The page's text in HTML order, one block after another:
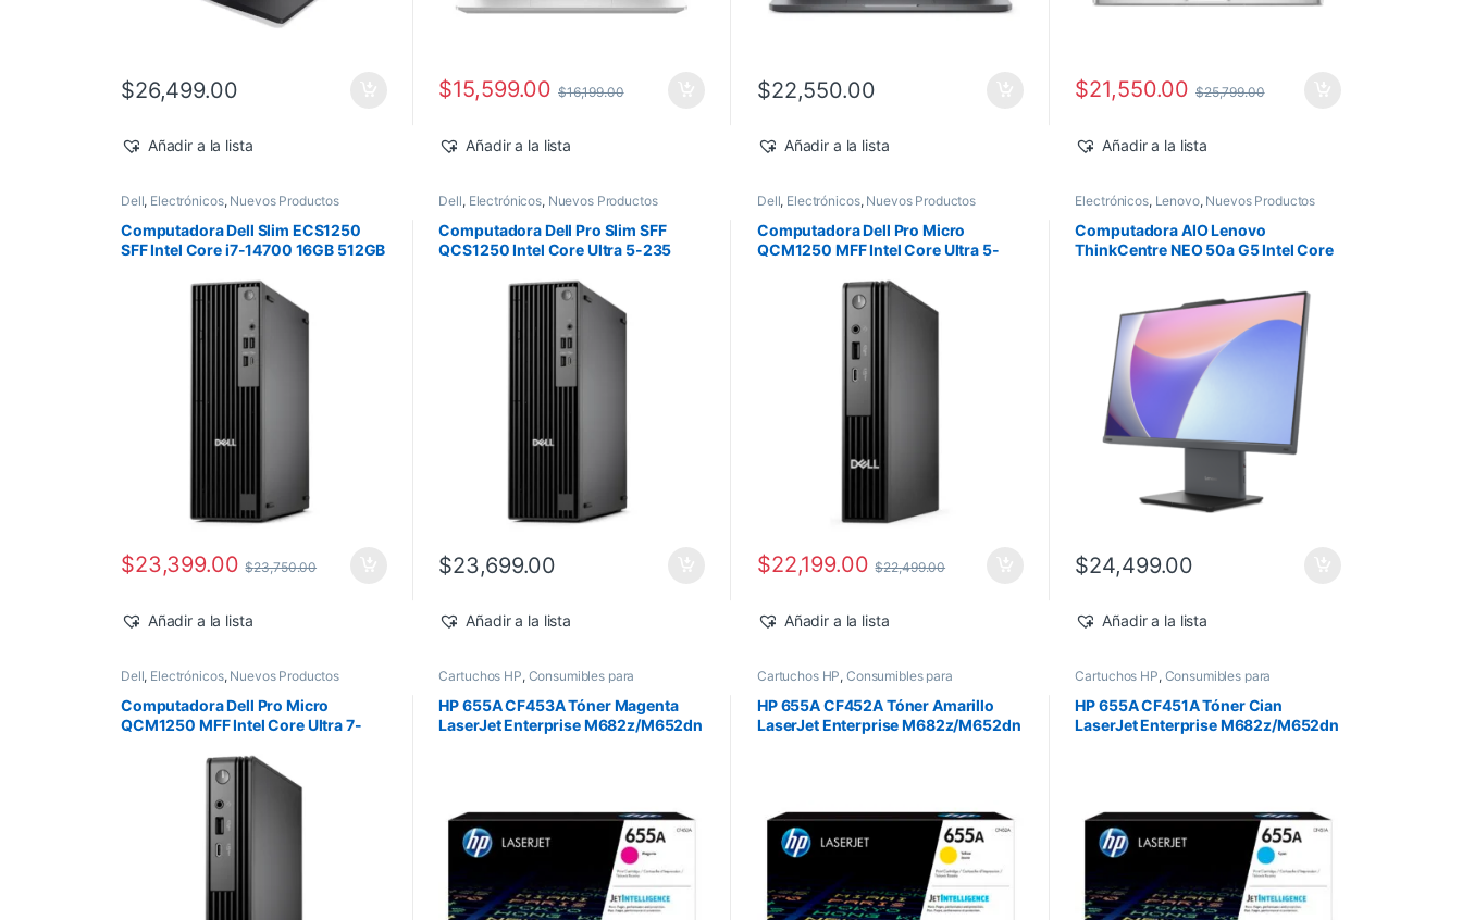
$26,499.00
Añadir a la lista
$15,599.00 $16,199.00
Añadir a la lista
$22,550.00
Añadir a la lista
$21,550.00 $25,799.00
Añadir a la lista
Dell, Electrónicos, Nuevos Productos
Computadora Dell Slim ECS1250
SFF Intel Core i7-14700 16GB 512GB
$23,399.00 $23,750.00
Añadir a la lista
Dell, Electrónicos, Nuevos Productos
Computadora Dell Pro Slim SFF
QCS1250 Intel Core Ultra 5-235
$23,699.00
Añadir a la lista
Dell, Electrónicos, Nuevos Productos
Computadora Dell Pro Micro
QCM1250 MFF Intel Core Ultra 5-
$22,199.00 $22,499.00
Añadir a la lista
Electrónicos, Lenovo, Nuevos Productos
Computadora AIO Lenovo
ThinkCentre NEO 50a G5 Intel Core
$24,499.00
Añadir a la lista
Dell, Electrónicos, Nuevos Productos
Computadora Dell Pro Micro
QCM1250 MFF Intel Core Ultra 7-
Cartuchos HP, Consumibles para
Pedido,Toner Original
HP 655A CF453A Tóner Magenta
LaserJet Enterprise M682z/M652dn
Cartuchos HP,Consumibles para
Pedido,Toner Original
HP 655A CF452A Tóner Amarillo
LaserJet Enterprise M682z/M652dn
Cartuchos HP, Consumibles para
Pedido,Toner Original
HP 655A CF451A Tóner Cian
LaserJet Enterprise M682z/M652dn